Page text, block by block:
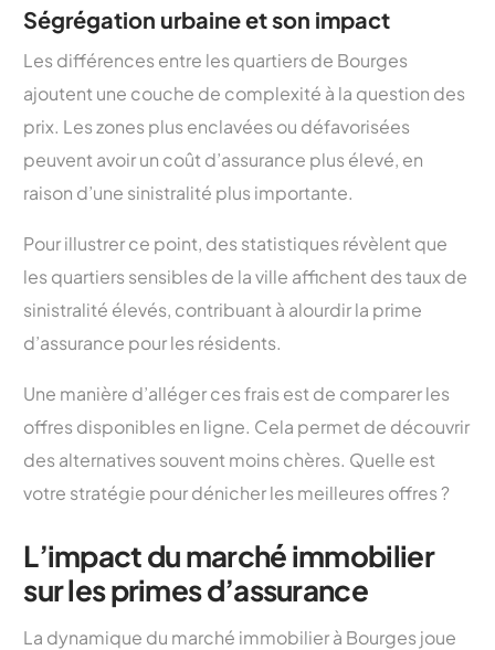
Ségrégation urbaine et son impact
Les différences entre les quartiers de Bourges
ajoutent une couche de complexité à la question des
prix. Les zones plus enclavées ou défavorisées
peuvent avoir un coût d’assurance plus élevé, en
raison d’une sinistralité plus importante.
Pour illustrer ce point, des statistiques révèlent que
les quartiers sensibles de la ville affichent des taux de
sinistralité élevés, contribuant à alourdir la prime
d’assurance pour les résidents.
Une manière d’alléger ces frais est de comparer les
offres disponibles en ligne. Cela permet de découvrir
des alternatives souvent moins chères. Quelle est
votre stratégie pour dénicher les meilleures offres ?
L’impact du marché immobilier
sur les primes d’assurance
La dynamique du marché immobilier à Bourges joue